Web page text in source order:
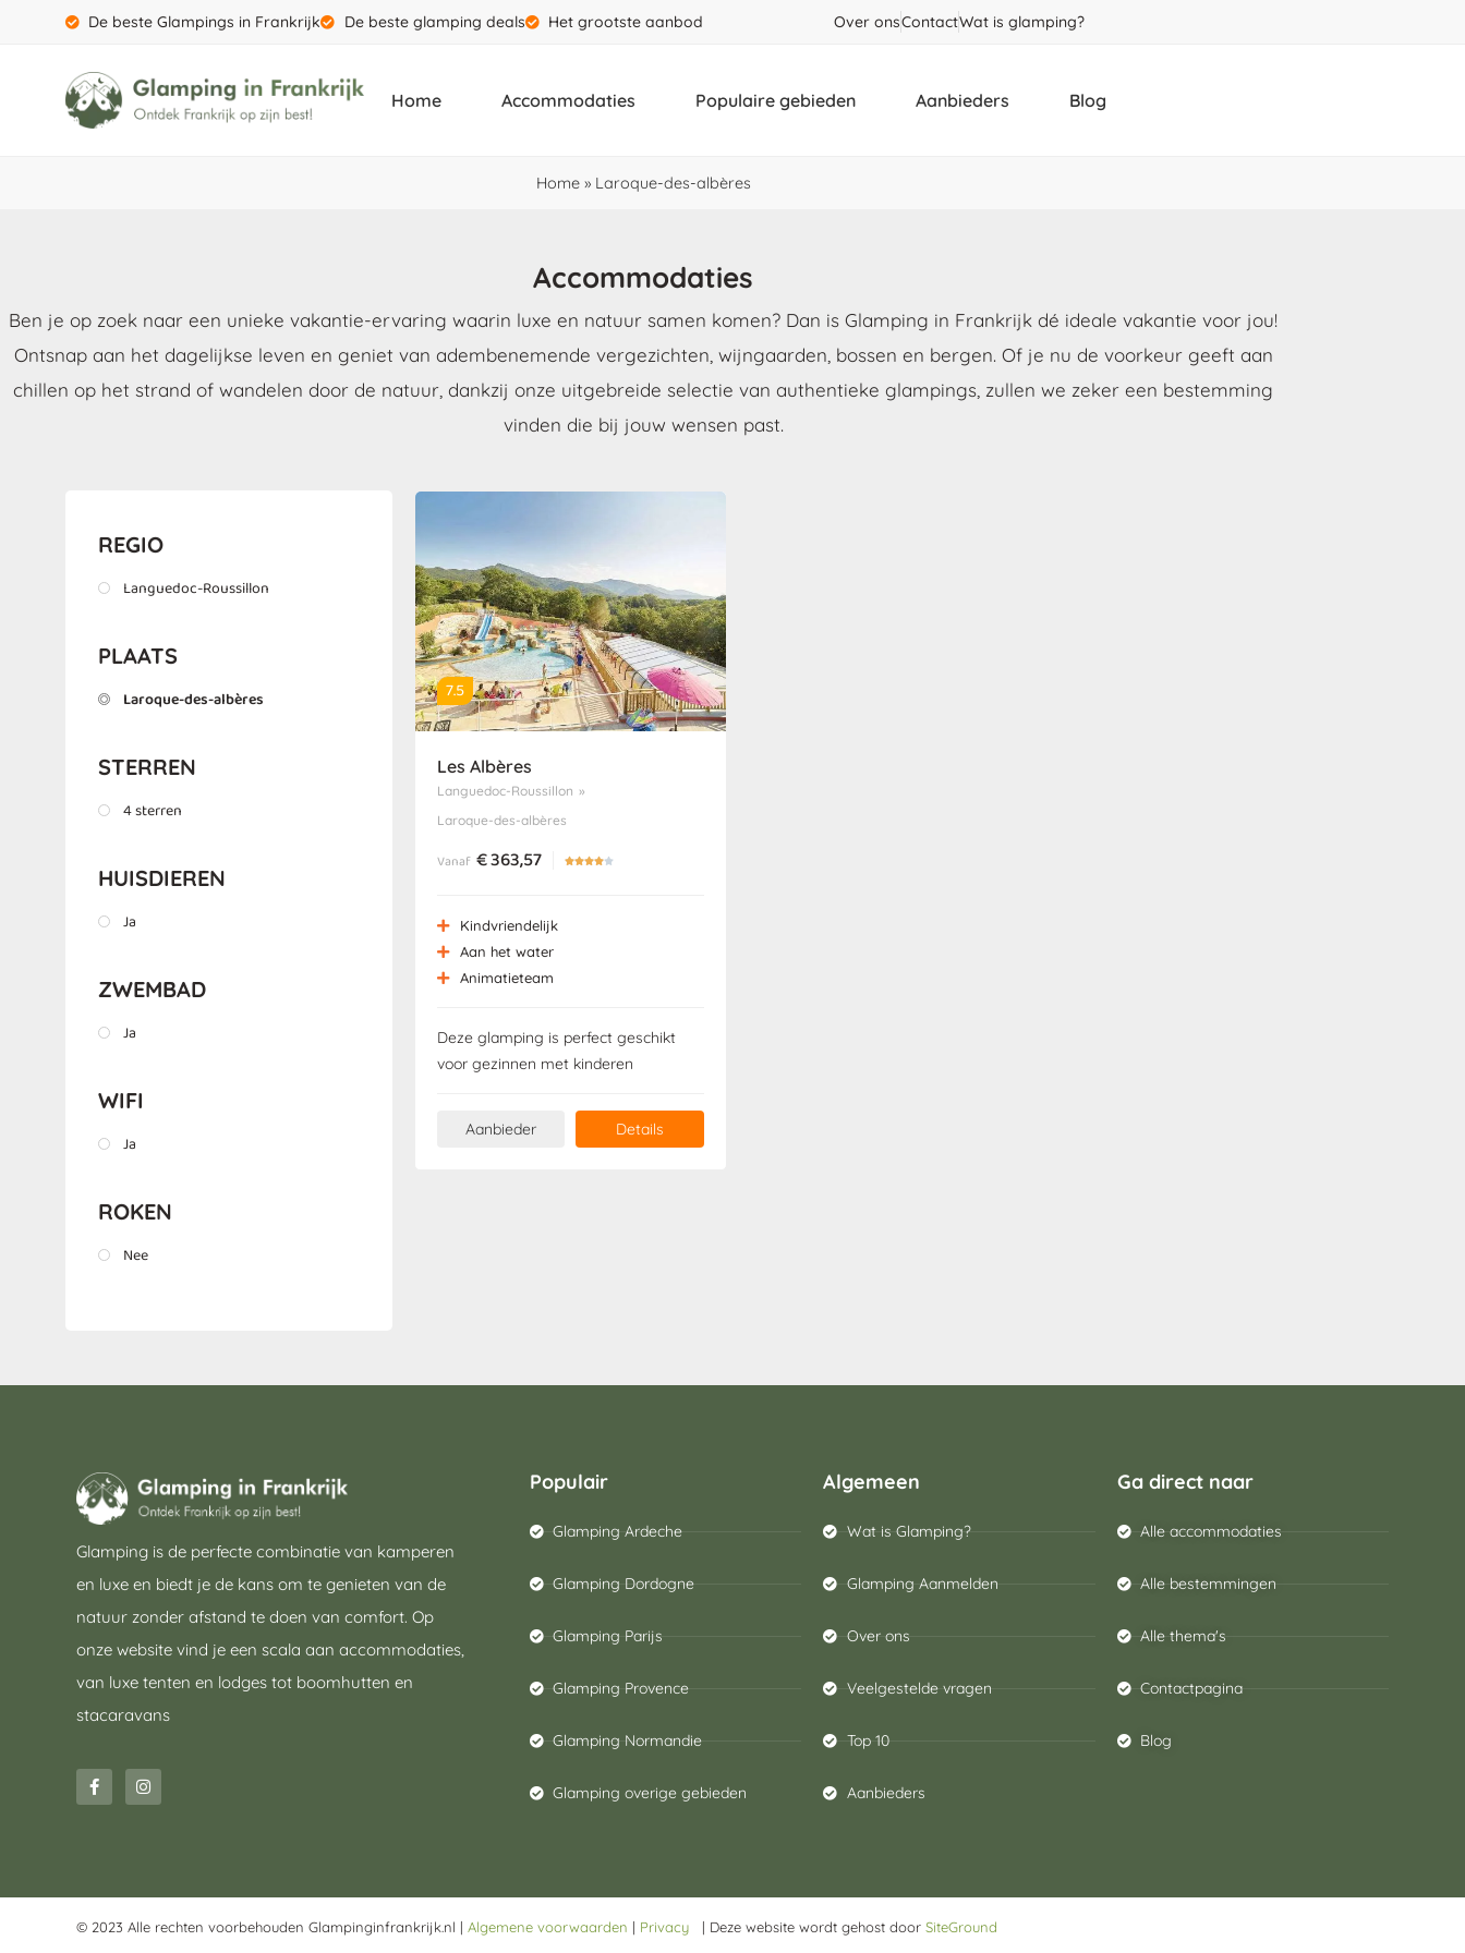
De beste Glampings in Frankrijk De beste glamping deals Het grootste aanbod Over onsContactWat is glamping?
Home Accommodaties Populaire gebieden Aanbieders Blog
Home» Laroque-des-albères
Accommodaties
Ben je op zoek naar een unieke vakantie-ervaring waarin luxe en natuur samen komen? Dan is Glamping in Frankrijk dé ideale vakantie voor jou!
Ontsnap aan het dagelijkse leven en geniet van adembenemende vergezichten, wijngaarden, bossen en bergen. Of je nu de voorkeur geeft aan
chillen op het strand of wandelen door de natuur, dankzij onze uitgebreide selectie van authentieke glampings, zullen we zeker een bestemming
vinden die bij jouw wensen past.
REGIO
Languedoc-Roussillon
PLAATS
Laroque-des-albères
STERREN
4 sterren
HUISDIEREN
Ja
ZWEMBAD
Ja
WIFI
Ja
ROKEN
Nee
7.5
Les Albères
Languedoc-Roussillon »
Laroque-des-albères
Vanaf €363,57 
Kindvriendelijk
Aan het water
Animatieteam
Deze glamping is perfect geschikt
voor gezinnen met kinderen
Aanbieder Details
Glamping is de perfecte combinatie van kamperen
en luxe en biedt je de kans om te genieten van de
natuur zonder afstand te doen van comfort. Op
onze website vind je een scala aan accommodaties,
van luxe tenten en lodges tot boomhutten en
stacaravans
Populair
Glamping Ardeche
Glamping Dordogne
Glamping Parijs
Glamping Provence
Glamping Normandie
Glamping overige gebieden
Algemeen
Wat is Glamping?
Glamping Aanmelden
Over ons
Veelgestelde vragen
Top 10
Aanbieders
Ga direct naar
Alle accommodaties
Alle bestemmingen
Alle thema's
Contactpagina
Blog
© 2023 Alle rechten voorbehouden Glampinginfrankrijk.nl | Algemene voorwaarden | Privacy | Deze website wordt gehost door SiteGround